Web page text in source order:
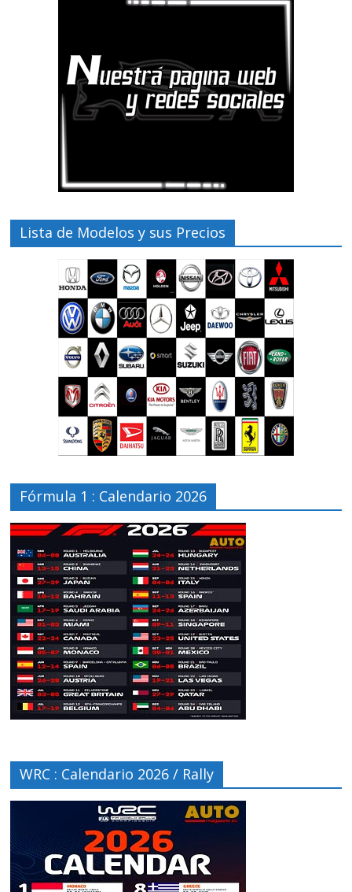
Lista de Modelos y sus Precios
Fórmula 1 : Calendario 2026
WRC : Calendario 2026 / Rally